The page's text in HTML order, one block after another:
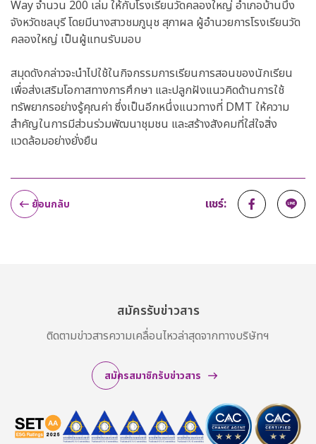
Way จำนวน 200 เล่ม ให้กับโรงเรียนวัดคลองใหญ่ อำเภอบ้านบึง
จังหวัดชลบุรี โดยมีนางสาวชมภูนุช สุภาผล ผู้อำนวยการโรงเรียนวัด
คลองใหญ่ เป็นผู้แทนรับมอบ
สมุดดังกล่าวจะนำไปใช้ในกิจกรรมการเรียนการสอนของนักเรียน
เพื่อส่งเสริมโอกาสทางการศึกษา และปลูกฝังแนวคิดด้านการใช้
ทรัพยากรอย่างรู้คุณค่า ซึ่งเป็นอีกหนึ่งแนวทางที่ DMT ให้ความ
สำคัญในการมีส่วนร่วมพัฒนาชุมชน และสร้างสังคมที่ใส่ใจสิ่ง
แวดล้อมอย่างยั่งยืน
แชร์:
ย้อนกลับ
สมัครรับข่าวสาร
ติดตามข่าวสารความเคลื่อนไหวล่าสุดจากทางบริษัทฯ
สมัครสมาชิกรับข่าวสาร